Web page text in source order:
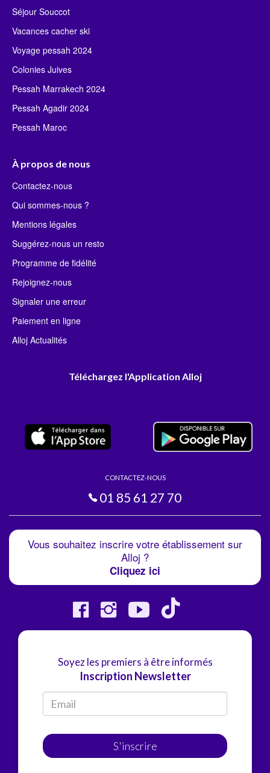
Séjour Souccot
Vacances cacher ski
Voyage pessah 2024
Colonies Juives
Pessah Marrakech 2024
Pessah Agadir 2024
Pessah Maroc
À propos de nous
Contactez-nous
Qui sommes-nous ?
Mentions légales
Suggérez-nous un resto
Programme de fidélité
Rejoignez-nous
Signaler une erreur
Paiement en ligne
Alloj Actualités
Téléchargez l'Application Alloj
CONTACTEZ-NOUS
01 85 61 27 70
Vous souhaitez inscrire votre établissement sur
Alloj ?
Cliquez ici
Soyez les premiers à être informés
Inscription Newsletter
S'inscrire